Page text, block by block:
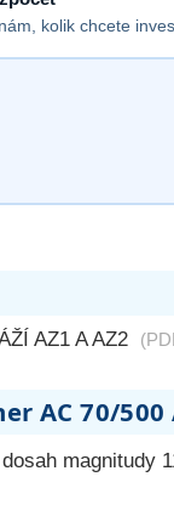
kolik chcete
AZ1 A AZ2
AC 70/500
magnitudy